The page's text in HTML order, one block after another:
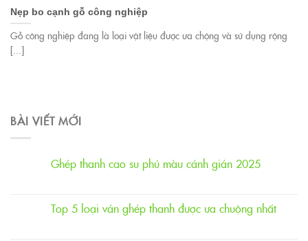
Nẹp bo cạnh gỗ công nghiệp
Gỗ công nghiệp đang là loại vật liệu được ưa chộng và sử dụng rộng
[...]
BÀI VIẾT MỚI
Ghép thanh cao su phủ màu cánh gián 2025
Top 5 loại ván ghép thanh được ưa chuộng nhất